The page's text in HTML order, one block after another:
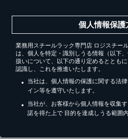
個人情報保護
業務用スチールラック専門店 ロジスチー
は、個人を特定・識別しうる情報（以下
扱いについて、以下の通り定めるととも
認識し、これを推進いたします。
当社は、個人情報の保護に関する法
イン等を遵守いたします。
当社が、お客様から個人情報を収集
諾を得た上で 目的を達成しうる範囲